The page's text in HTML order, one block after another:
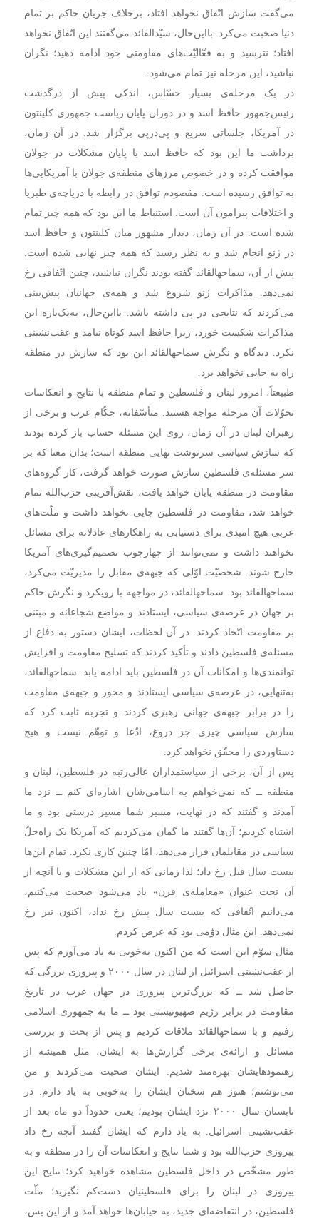
می‌گفت سازش اتّفاق نخواهد افتاد، برخلاف جریان حاکم بر تمام
دنیا صحبت می‌کرد. بااین‌حال، سیّدالقائد می‌گفتند این اتّفاق نخواهد
افتاد؛ نترسید و به فعّالیّت‌های مقاومتی خود ادامه دهید؛ نگران
نباشید، این مرحله نیز تمام می‌شود.
در یک مرحله‌ی بسیار حسّاس، اندکی پیش از درگذشت
رئیس‌جمهور حافظ ‌اسد و در دوران پایان ریاست جمهوری کلینتون
در آمریکا، جلساتی سریع و پی‌درپی برگزار شد. در آن زمان،
برداشت ما این بود که حافظ ‌اسد با پایان مشکلات در جولان
موافقت کرده و در خصوص مرزهای منطقه‌ی جولان با آمریکایی‌ها
به توافق رسیده است. مقصودم توافق در رابطه با دریاچه‌ی طبریا
و اختلافات پیرامون آن است. استنباط ما این بود که همه چیز تمام
شده است. در آن زمان، دیدار مشهور میان کلینتون و حافظ‌ اسد
در ژنو انجام شد و به نظر رسید که همه چیز نهایی شده است.
پیش از آن، سماحهالقائد گفته بودند نگران نباشید، چنین اتّفاقی رخ
نمی‌دهد. مذاکرات ژنو شروع شد و همه‌ی جهانیان پیش‌بینی
می‌کردند که نتایجی در پی داشته باشد. بااین‌حال، به‌یک‌باره این
مذاکرات شکست خورد، زیرا حافظ‌ اسد کوتاه نیامد و عقب‌نشینی
نکرد. دیدگاه و نگرش سماحهالقائد این بود که سازش در منطقه
راه به جایی نخواهد برد.
طبیعتاً، امروز لبنان و فلسطین و تمام منطقه با نتایج و انعکاسات
تحوّلات آن مرحله مواجه هستند. متأسّفانه، حکّام عرب و برخی از
رهبران لبنان در آن زمان، روی این مسئله حساب باز کرده بودند
که سازش سیاسی سرنوشت نهایی منطقه است؛ بدان معنا که بر
سر مسئله‌ی فلسطین سازش صورت خواهد گرفت، کار گروه‌های
مقاومت در منطقه پایان خواهد یافت، نقش‌آفرینی حزب‌الله تمام
خواهد شد، مقاومت در فلسطین جایی نخواهد داشت و ملّت‌های
عربی هیچ امیدی برای دستیابی به راهکارهای عادلانه برای مسائل
نخواهند داشت و نمی‌توانند از چهارچوب تصمیم‌گیری‌های آمریکا
خارج شوند. شخصیّت اوّلی که جبهه‌ی مقابل را مدیریّت می‌کرد،
سماحهالقائد بود. سماحهالقائد، در مواجهه با رویکرد و نگرش حاکم
بر جهان در عرصه‌ی سیاسی، ایستادند و مواضع شجاعانه و مبتنی
بر مقاومت اتّخاذ کردند. در آن لحظات، ایشان دستور به دفاع از
مسئله‌ی فلسطین دادند و تأکید کردند که تسلیح مقاومت و افزایش
توانمندی‌ها و امکانات آن در فلسطین باید ادامه یابد. سماحهالقائد،
به‌تنهایی، در عرصه‌ی سیاسی ایستادند و محور و جبهه‌ی مقاومت
را در برابر جبهه‌ی جهانی رهبری کردند و تجربه ثابت کرد که
سازش سیاسی چیزی جز دروغ، ادّعا و توهّم نیست و هیچ
دستاوردی را محقّق نخواهد کرد.
پس از آن، برخی از سیاستمداران عالی‌رتبه در فلسطین، لبنان و
منطقه ــ که نمی‌خواهم به اسامی‌شان اشاره‌ای کنم ــ نزد ما
آمدند و گفتند که در نهایت، مسیر شما مسیر درستی بود و ما
اشتباه کردیم؛ آن‌ها گفتند ما گمان می‌کردیم که آمریکا یک راه‌حلّ
سیاسی در مقابلمان قرار می‌دهد، امّا چنین کاری نکرد. تمام این‌ها
بیست سال قبل رخ داد؛ لذا زمانی که از این مشکلات و یا آنچه از
آن تحت عنوان «معامله‌ی قرن» یاد می‌شود صحبت می‌کنیم،
می‌دانیم اتّفاقی که بیست سال پیش رخ نداد، اکنون نیز رخ
نمی‌دهد. این مثال دوّمی بود که عرض کردم.
مثال سوّم این است که من اکنون به‌خوبی به یاد می‌آورم که پس
از عقب‌نشینی اسرائیل از لبنان در سال ۲۰۰۰ و پیروزی بزرگی که
حاصل شد ــ که بزرگ‌ترین پیروزی در جهان عرب در تاریخ
مقاومت در برابر رژیم صهیونیستی بود ــ ما به جمهوری اسلامی
رفتیم و با سماحهالقائد ملاقات کردیم و پس از بحث و بررسی
مسائل و ارائه‌ی برخی گزارش‌ها به ایشان، مثل همیشه از
رهنمودهایشان بهره‌مند شدیم. ایشان صحبت می‌کردند و من
می‌نوشتم؛ هنوز هم سخنان ایشان را به‌خوبی به یاد دارم. در
تابستان سال ۲۰۰۰ نزد ایشان بودیم؛ یعنی حدوداً دو ماه بعد از
عقب‌نشینی اسرائیل. به یاد دارم که ایشان گفتند آنچه رخ داد
پیروزی حزب‌الله بود و شما نتایج و انعکاسات آن را در منطقه و به
طور مشخّص در داخل فلسطین مشاهده خواهید کرد؛ نتایج این
پیروزی در لبنان را برای فلسطینیان دست‌کم نگیرید؛ ملّت
فلسطین، در انتفاضه‌ای جدید، به خیابان‌ها خواهد آمد و از این پس،